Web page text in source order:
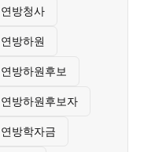
연방청사
연방하원
연방하원후보
연방하원후보자
연방학자금